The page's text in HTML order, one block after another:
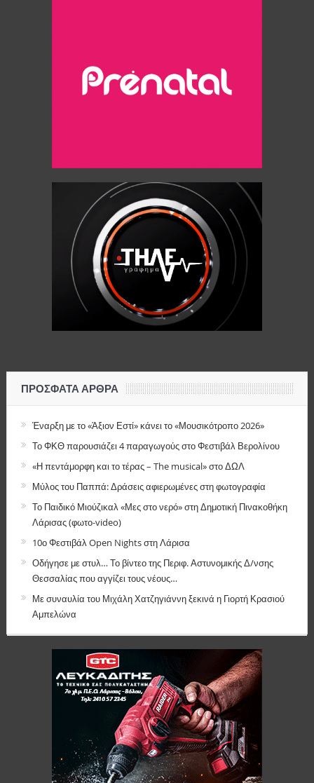
ΠΡΌΣΦΑΤΑ ΆΡΘΡΑ
Έναρξη με το «Άξιον Εστί» κάνει το «Μουσικότροπο 2026»
Το ΦΚΘ παρουσιάζει 4 παραγωγούς στο Φεστιβάλ Βερολίνου
«Η πεντάμορφη και το τέρας – The musical» στο ΔΩΛ
Μύλος του Παππά: Δράσεις αφιερωμένες στη φωτογραφία
Το Παιδικό Μιούζικαλ «Μες στο νερό» στη Δημοτική Πινακοθήκη
Λάρισας (φωτο-video)
10ο Φεστιβάλ Open Nights στη Λάρισα
Οδήγησε με στυλ… Το βίντεο της Περιφ. Αστυνομικής Δ/νσης
Θεσσαλίας που αγγίζει τους νέους…
Με συναυλία του Μιχάλη Χατζηγιάννη ξεκινά η Γιορτή Κρασιού
Αμπελώνα